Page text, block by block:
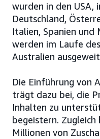
wurden in den USA,
Deutschland,
Italien, Spanien
werden im Laufe
Australien
Die Einführung von
trägt dazu bei, die
Inhalten zu
begeistern.
Millionen von